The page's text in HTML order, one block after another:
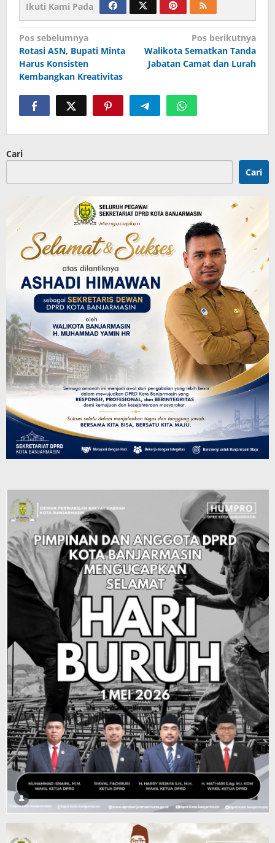
Ikuti Kami Pada
Navigasi
pos
Pos sebelumnya
Rotasi ASN, Bupati Minta
Harus Konsisten
Kembangkan Kreativitas
Pos berikutnya
Walikota Sematkan Tanda
Jabatan Camat dan Lurah
Cari
Cari